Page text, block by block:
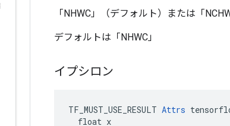
「NHWC」（デフォルト）または「
デフォルトは「NHWC」
イプシロン
TF_MUST_USE_RESULT Attrs
  float x